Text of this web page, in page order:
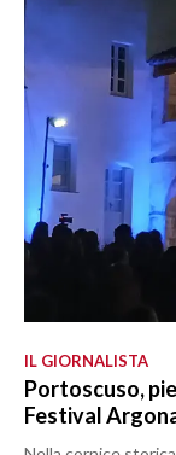
IL GIORNALISTA
Portoscuso,
Festival